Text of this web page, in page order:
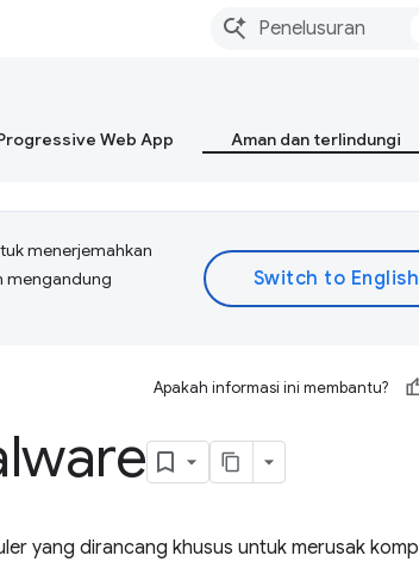
Web App Aman dan terlindungi
menerjemahkan
mengandung
Apakah informasi ini membantu?
yang dirancang khusus untuk merusak